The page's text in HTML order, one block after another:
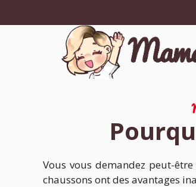
au
Vous vous demandez peut-être
chaussons ont des avantages